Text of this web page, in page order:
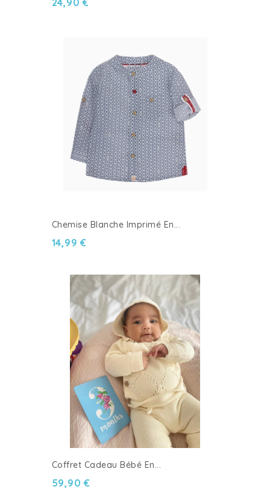
24,90 €
Chemise Blanche Imprimé En...
14,99 €
Coffret Cadeau Bébé En...
59,90 €